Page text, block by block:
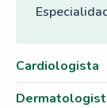
Cardiologista